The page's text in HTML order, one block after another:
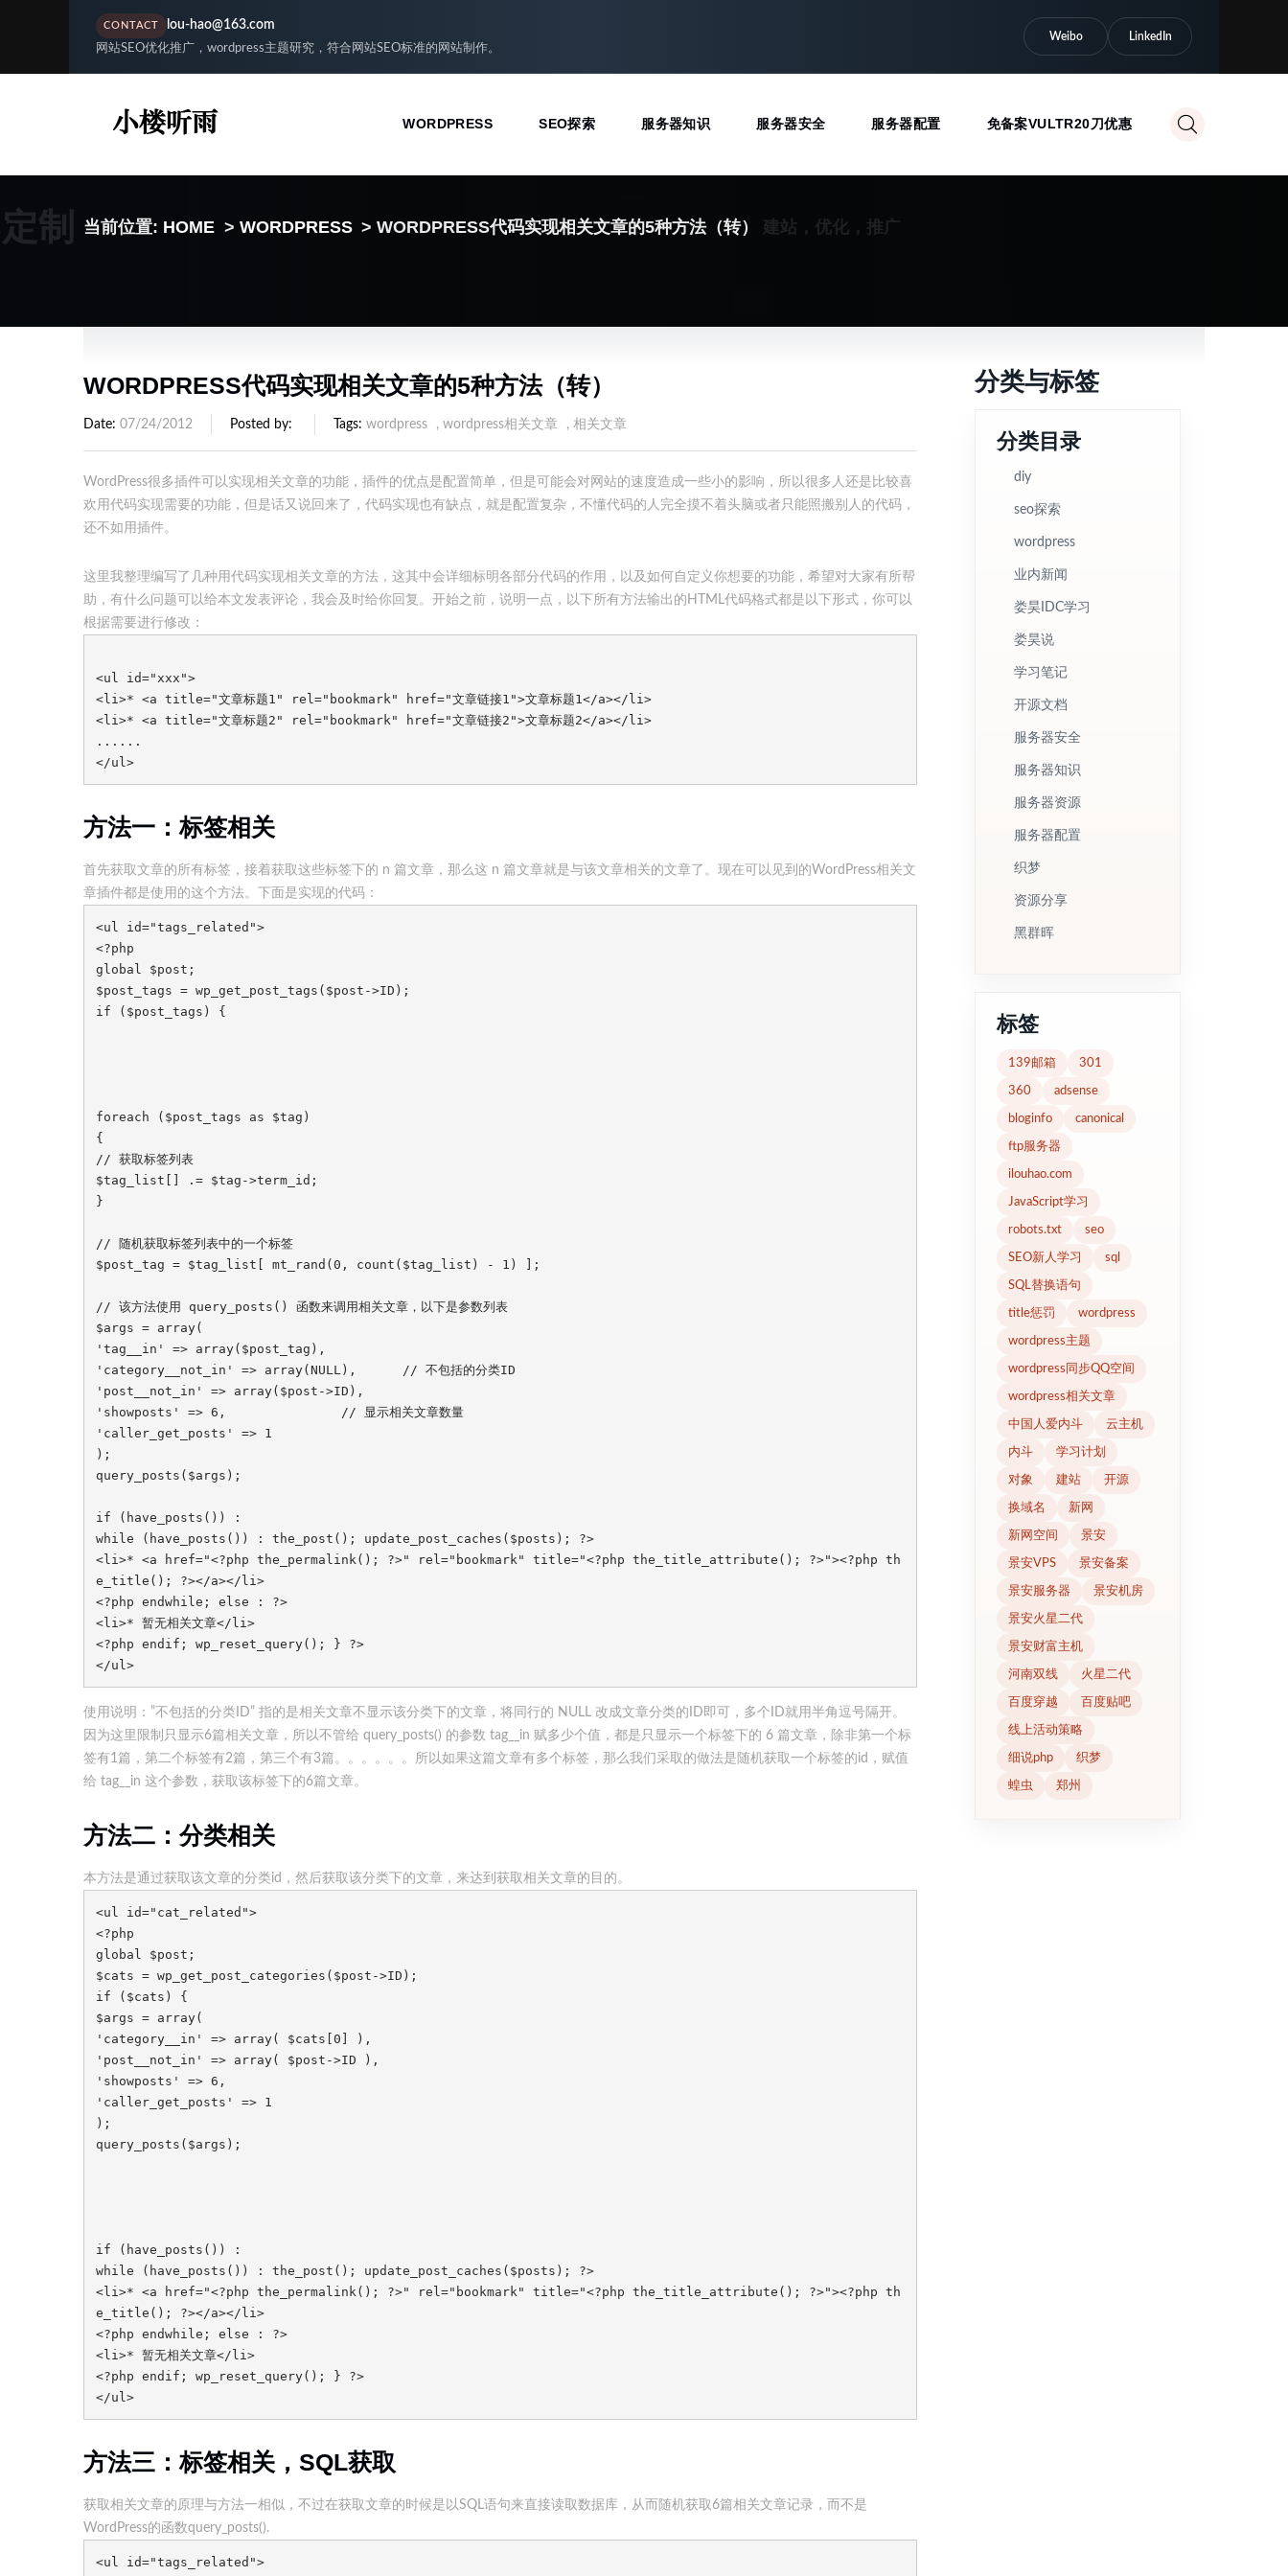
CONTACT lou-hao@163.com
网站SEO优化推广，wordpress主题研究，符合网站SEO标准的网站制作。
Weibo LinkedIn
WORDPRESS SEO探索 服务器知识 服务器安全 服务器配置 免备案VULTR20刀优惠
制 当前位置: HOME > WORDPRESS > WORDPRESS代码实现相关文章的5种方法（转） 建站，优化，推广
WORDPRESS代码实现相关文章的5种方法（转）
Date 07/24/2012 Posted by Tags wordpress , wordpress相关文章 , 相关文章
WordPress很多插件可以实现相关文章的功能，插件的优点是配置简单，但是可能会对网站的速度造成一些小的影响，所以很多人还是比较喜
欢用代码实现需要的功能，但是话又说回来了，代码实现也有缺点，就是配置复杂，不懂代码的人完全摸不着头脑或者只能照搬别人的代码，
还不如用插件。
这里我整理编写了几种用代码实现相关文章的方法，这其中会详细标明各部分代码的作用，以及如何自定义你想要的功能，希望对大家有所帮
助，有什么问题可以给本文发表评论 ，我会及时给你回复。开始之前，说明一点，以下所有方法输出的HTML代码格式都是以下形式，你可以
根据需要进行修改：
<ul id="xxx">
<li>* <a title="文章标题1" rel="bookmark" href="文章链接1">文章标题1</a></li>
<li>* <a title="文章标题2" rel="bookmark" href="文章链接2">文章标题2</a></li>
......
</ul>
方法一：标签相关
首先获取文章的所有标签，接着获取这些标签下的 n 篇文章，那么这 n 篇文章就是与该文章相关的文章了。现在可以见到的WordPress相关文
章插件都是使用的这个方法。下面是实现的代码：
<ul id="tags_related">
<?php
global $post;
$post_tags = wp_get_post_tags($post->ID);
if ($post_tags) {
foreach ($post_tags as $tag)
{
// 获取标签列表
$tag_list[] .= $tag->term_id;
}
// 随机获取标签列表中的一个标签
$post_tag = $tag_list[ mt_rand(0, count($tag_list) - 1) ];
// 该方法使用 query_posts() 函数来调用相关文章，以下是参数列表
$args = array(
'tag__in' => array($post_tag),
'category__not_in' => array(NULL),      // 不包括的分类ID
'post__not_in' => array($post->ID),
'showposts' => 6,               // 显示相关文章数量
'caller_get_posts' => 1
);
query_posts($args);
if (have_posts()) :
while (have_posts()) : the_post(); update_post_caches($posts); ?>
<li>* <a href="<?php the_permalink(); ?>" rel="bookmark" title="<?php the_title_attribute(); ?>"><?php th
e_title(); ?></a></li>
<?php endwhile; else : ?>
<li>* 暂无相关文章</li>
<?php endif; wp_reset_query(); } ?>
</ul>
使用说明：”不包括的分类ID” 指的是相关文章不显示该分类下的文章，将同行的 NULL 改成文章分类的ID即可，多个ID就用半角逗号隔开。
因为这里限制只显示6篇相关文章，所以不管给 query_posts() 的参数 tag__in 赋多少个值，都是只显示一个标签下的 6 篇文章，除非第一个标
签有1篇，第二个标签有2篇，第三个有3篇。。。。。。所以如果这篇文章有多个标签，那么我们采取的做法是随机获取一个标签的id，赋值
给 tag__in 这个参数，获取该标签下的6篇文章。
方法二：分类相关
本方法是通过获取该文章的分类id，然后获取该分类下的文章，来达到获取相关文章的目的。
<ul id="cat_related">
<?php
global $post;
$cats = wp_get_post_categories($post->ID);
if ($cats) {
$args = array(
'category__in' => array( $cats[0] ),
'post__not_in' => array( $post->ID ),
'showposts' => 6,
'caller_get_posts' => 1
);
query_posts($args);
if (have_posts()) :
while (have_posts()) : the_post(); update_post_caches($posts); ?>
<li>* <a href="<?php the_permalink(); ?>" rel="bookmark" title="<?php the_title_attribute(); ?>"><?php th
e_title(); ?></a></li>
<?php endwhile; else : ?>
<li>* 暂无相关文章</li>
<?php endif; wp_reset_query(); } ?>
</ul>
方法三：标签相关，SQL获取
获取相关文章的原理与方法一相似，不过在获取文章的时候是以SQL语句来直接读取数据库，从而随机获取6篇相关文章记录，而不是
WordPress的函数query_posts().
<ul id="tags_related">
分类与标签
分类目录
diy
seo探索
wordpress
业内新闻
娄昊IDC学习
娄昊说
学习笔记
开源文档
服务器安全
服务器知识
服务器资源
服务器配置
织梦
资源分享
黑群晖
标签
139邮箱 301
360 adsense
bloginfo canonical
ftp服务器
ilouhao.com
JavaScript学习
robots.txt seo
SEO新人学习 sql
SQL替换语句
title惩罚 wordpress
wordpress主题
wordpress同步QQ空间
wordpress相关文章
中国人爱内斗 云主机
内斗 学习计划
对象 建站 开源
换域名 新网
新网空间 景安
景安VPS 景安备案
景安服务器 景安机房
景安火星二代
景安财富主机
河南双线 火星二代
百度穿越 百度贴吧
线上活动策略
细说php 织梦
蝗虫 郑州